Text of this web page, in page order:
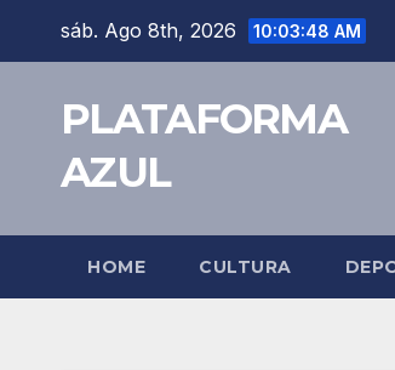
sáb. Ago 8th, 2026 10:03:48 AM
PLATAFORMA
AZUL
HOME CULTURA